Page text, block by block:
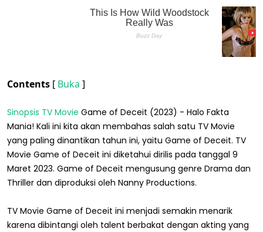
Contents [ Buka ]
Sinopsis TV Movie Game of Deceit (2023) - Halo Fakta
Mania! Kali ini kita akan membahas salah satu TV Movie
yang paling dinantikan tahun ini, yaitu Game of Deceit. TV
Movie Game of Deceit ini diketahui dirilis pada tanggal 9
Maret 2023. Game of Deceit mengusung genre Drama dan
Thriller dan diproduksi oleh Nanny Productions.
TV Movie Game of Deceit ini menjadi semakin menarik
karena dibintangi oleh talent berbakat dengan akting yang